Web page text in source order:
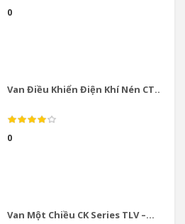
0
Van Điều Khiển Điện Khí Nén CT...
0
Van Một Chiều CK Series TLV –...